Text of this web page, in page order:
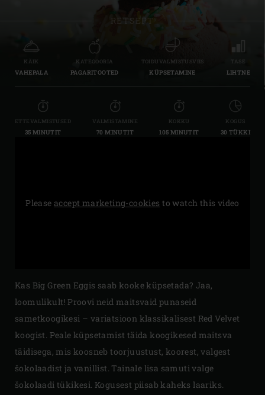
RETSEPT
KÄIK
VAHEPALA
KATEGOORIA
PAGARITOOTED
TOIDUVALMISTUSVIIS
KÜPSETAMINE
TASE
LIHTNE
ETTEVALMISTUSED
35 MINUTIT
VALMISTAMINE
70 MINUTIT
KOKKU
105 MINUTIT
KOGUS
30 TÜKKI
Pleaseaccept marketing-cookies to watch this video
Kas Big Green Eggis saab kooke küpsetada? Jaa,
loomulikult! Proovi neid maitsvaid punaseid
sametkoogikesi – variatsioon klassikalisest Red Velvet
koogist. Peale küpsetamist täida koogikesed maitsva
täidisega, mis koosneb toorjuustust, koorest, valgest
šokolaadist ja vanillist. Tainale lisa samuti valge
šokolaadi tükikesi. Kogusest piisab kaheks laariks.